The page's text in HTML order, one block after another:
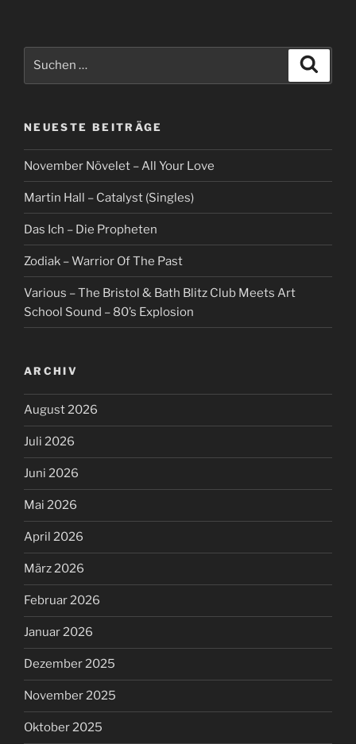
NEUESTE BEITRÄGE
November Növelet – All Your Love
Martin Hall – Catalyst (Singles)
Das Ich – Die Propheten
Zodiak – Warrior Of The Past
Various – The Bristol & Bath Blitz Club Meets Art
School Sound – 80’s Explosion
ARCHIV
August 2026
Juli 2026
Juni 2026
Mai 2026
April 2026
März 2026
Februar 2026
Januar 2026
Dezember 2025
November 2025
Oktober 2025